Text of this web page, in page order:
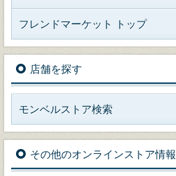
フレンドマーケット トップ
店舗を探す
モンベルストア検索
その他のオンラインストア情報